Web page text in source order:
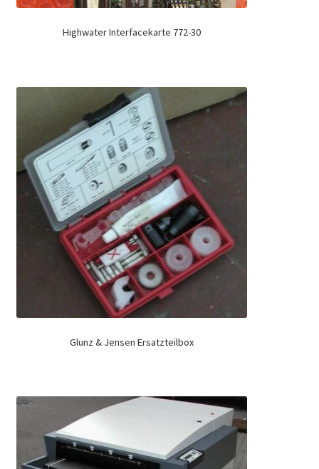
Highwater Interfacekarte 772-30
Glunz & Jensen Ersatzteilbox